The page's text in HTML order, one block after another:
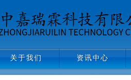
关于我们 资讯中心